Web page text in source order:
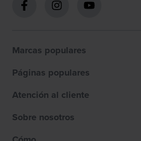
Marcas populares
Páginas populares
Atención al cliente
Sobre nosotros